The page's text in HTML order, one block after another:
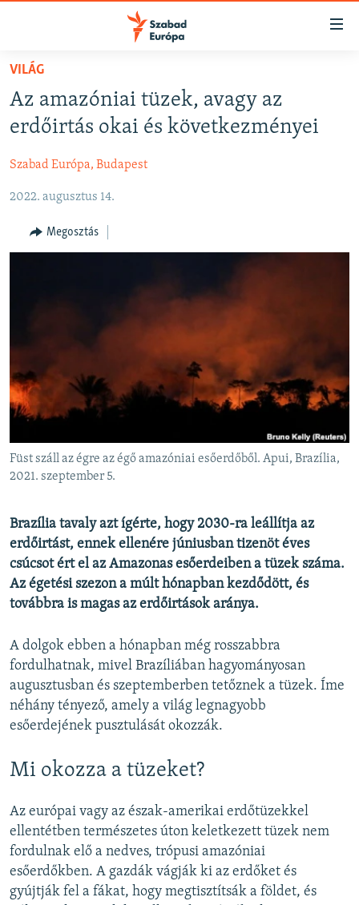
Akadálymentes
Ugrás
fő
oldalra
Ugrás
AKTUÁLIS
VIDEÓK
ELEMZŐ
NER15
A PÉNZ NYOMÁBAN
EURÓPAI UNIÓ
VILÁG
A MÚLT TANULSÁGAI
Valamennyi RFE/RL weboldal
VILÁG
Az amazóniai tüzek, avagy az
erdőirtás okai és következményei
Szabad Európa, Budapest
2022. augusztus 14.
Megosztás
Füst száll az égre az égő amazóniai esőerdőből. Apui, Brazília,
2021. szeptember 5.
Brazília tavaly azt ígérte, hogy 2030-ra leállítja az
erdőirtást, ennek ellenére júniusban tizenöt éves
csúcsot ért el az Amazonas esőerdeiben a tüzek száma.
Az égetési szezon a múlt hónapban kezdődött, és
továbbra is magas az erdőirtások aránya.
A dolgok ebben a hónapban még rosszabbra
fordulhatnak, mivel Brazíliában hagyományosan
augusztusban és szeptemberben tetőznek a tüzek. Íme
néhány tényező, amely a világ legnagyobb
esőerdejének pusztulását okozzák.
Mi okozza a tüzeket?
Az európai vagy az észak-amerikai erdőtüzekkel
ellentétben természetes úton keletkezett tüzek nem
fordulnak elő a nedves, trópusi amazóniai
esőerdőkben. A gazdák vágják ki az erdőket és
gyújtják fel a fákat, hogy megtisztítsák a földet, és